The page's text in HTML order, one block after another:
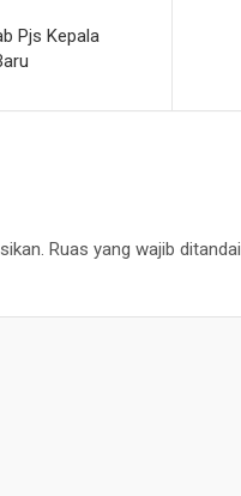
Pjs Kepala
Ruas yang wajib ditandai